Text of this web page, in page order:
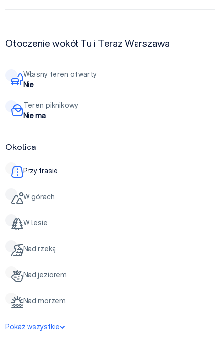
Otoczenie wokół Tu i Teraz Warszawa
Własny teren otwarty
Nie
Teren piknikowy
Nie ma
Okolica
Przy trasie
W górach
W lesie
Nad rzeką
Nad jeziorem
Nad morzem
Pokaż wszystkie